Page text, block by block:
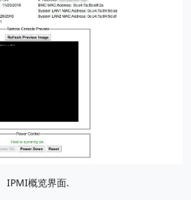
IPMI概览界面.